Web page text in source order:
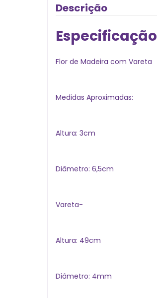
Descrição
Especificação
Flor de Madeira com Vareta
Medidas Aproximadas:
Altura: 3cm
Diâmetro: 6,5cm
Vareta-
Altura: 49cm
Diâmetro: 4mm